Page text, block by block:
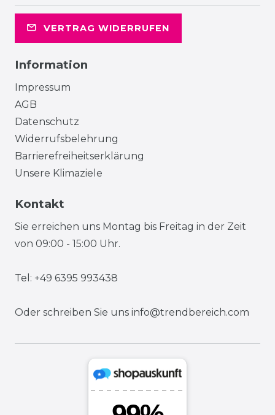
VERTRAG WIDERRUFEN
Information
Impressum
AGB
Datenschutz
Widerrufsbelehrung
Barrierefreiheitserklärung
Unsere Klimaziele
Kontakt
Sie erreichen uns Montag bis Freitag in der Zeit
von 09:00 - 15:00 Uhr.
Tel: +49 6395 993438
Oder schreiben Sie uns info@trendbereich.com